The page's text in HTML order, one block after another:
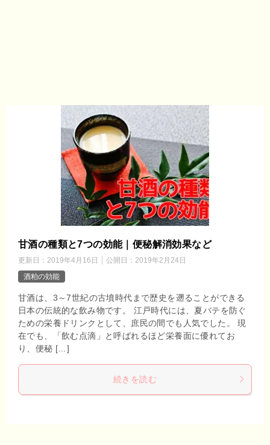
甘酒の種類と7つの効能｜便秘解消効果など
更新日： 2019年4月16日 公開日： 2019年2月24日
酒粕の効能
甘酒は、3～7世紀の古墳時代まで歴史を遡ることができる
日本の伝統的な飲み物です。 江戸時代には、夏バテを防ぐ
ための栄養ドリンクとして、庶民の間でも人気でした。 現
在でも、「飲む点滴」と呼ばれるほど栄養面に優れてお
り、便秘 […]
続きを読む